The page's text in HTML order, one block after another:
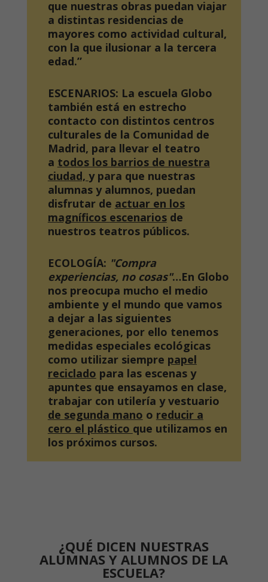
que nuestras obras puedan viajar
a distintas residencias de
mayores como actividad cultural,
con la que ilusionar a la tercera
edad.”
ESCENARIOS: La escuela Globo
también está en estrecho
contacto con distintos centros
culturales de la Comunidad de
Madrid, para llevar el teatro
a todos los barrios de nuestra
ciudad, y para que nuestras
alumnas y alumnos, puedan
disfrutar de actuar en los
magníficos escenariosde
nuestros teatros públicos.
ECOLOGÍA: "Compra
experiencias, no cosas"…En Globo
nos preocupa mucho el medio
ambiente y el mundo que vamos
a dejar a las siguientes
generaciones, por ello tenemos
medidas especiales ecológicas
como utilizar siempre papel
reciclado para las escenas y
apuntes que ensayamos en clase,
trabajar con utilería y vestuario
de segunda mano o reducir a
cero el plástico que utilizamos en
los próximos cursos.
¿QUÉ DICEN NUESTRAS
ALUMNAS Y ALUMNOS DE LA
ESCUELA?